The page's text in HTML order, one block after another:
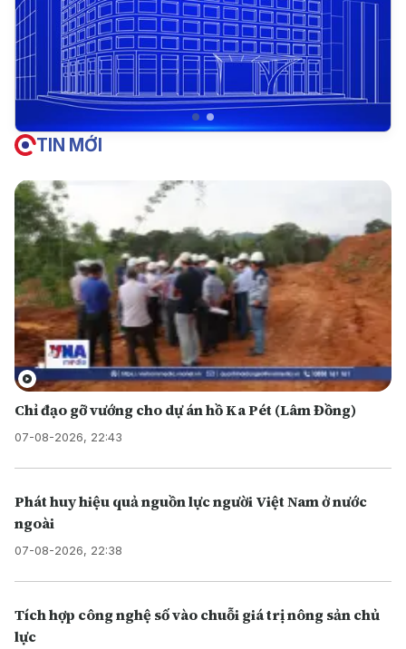
TIN MỚI
Chỉ đạo gỡ vướng cho dự án hồ Ka Pét (Lâm Đồng)
07-08-2026, 22:43
Phát huy hiệu quả nguồn lực người Việt Nam ở nước
ngoài
07-08-2026, 22:38
Tích hợp công nghệ số vào chuỗi giá trị nông sản chủ
lực